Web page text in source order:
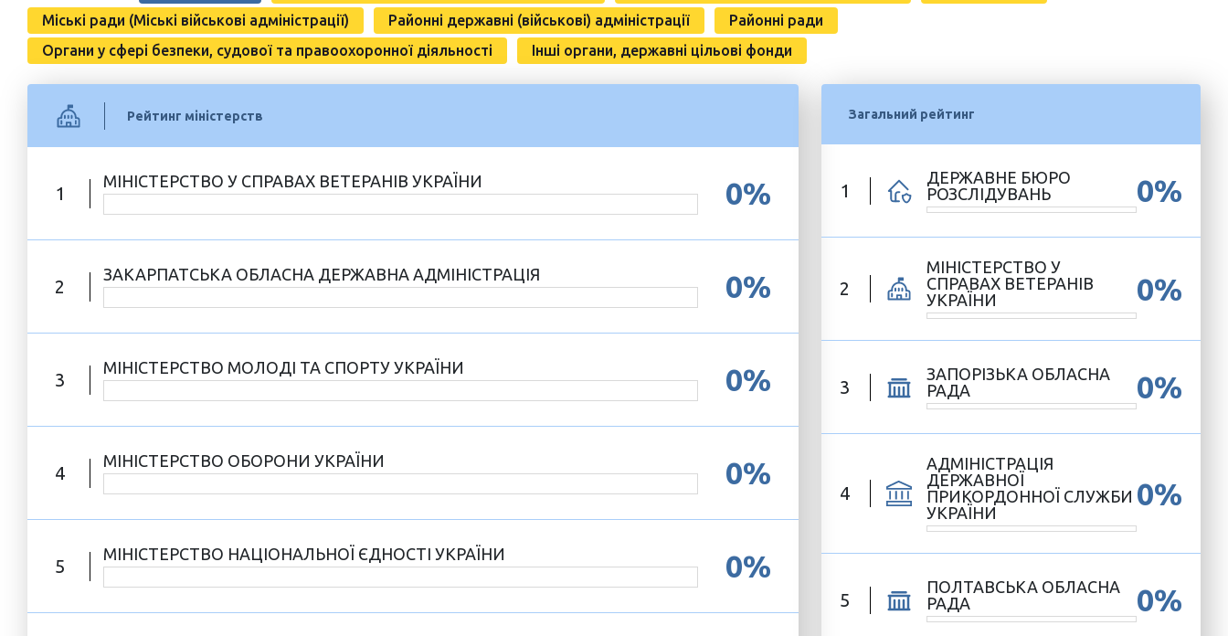
Міські ради (Міські військові адміністрації)
Районні державні (військові) адміністрації
Районні ради
Органи у сфері безпеки, судової та правоохоронної діяльності
Інші органи, державні цільові фонди
Рейтинг міністерств
1
МІНІСТЕРСТВО У СПРАВАХ ВЕТЕРАНІВ УКРАЇНИ 0%
2
ЗАКАРПАТСЬКА ОБЛАСНА ДЕРЖАВНА АДМІНІСТРАЦІЯ 0%
3
МІНІСТЕРСТВО МОЛОДІ ТА СПОРТУ УКРАЇНИ 0%
4
МІНІСТЕРСТВО ОБОРОНИ УКРАЇНИ 0%
5
МІНІСТЕРСТВО НАЦІОНАЛЬНОЇ ЄДНОСТІ УКРАЇНИ 0%
Загальний рейтинг
1
ДЕРЖАВНЕ БЮРО
РОЗСЛІДУВАНЬ
0%
2
МІНІСТЕРСТВО У
СПРАВАХ ВЕТЕРАНІВ
УКРАЇНИ
0%
3
ЗАПОРІЗЬКА ОБЛАСНА
РАДА
0%
4
АДМІНІСТРАЦІЯ
ДЕРЖАВНОЇ
ПРИКОРДОННОЇ СЛУЖБИ
УКРАЇНИ
0%
5
ПОЛТАВСЬКА ОБЛАСНА
РАДА
0%